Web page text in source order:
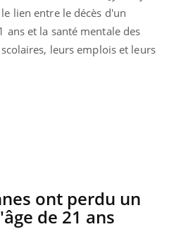
lien entre le décès d'un
ans et la santé mentale des
leurs emplois et leurs
ont perdu un
de 21 ans